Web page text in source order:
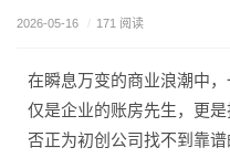
2026-05-16 / 171 阅读
在瞬息万变的商业浪潮中
仅是企业的账房先生，更
否正为初创公司找不到靠